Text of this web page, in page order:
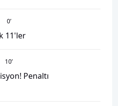
0’
11'ler
10’
Penaltı